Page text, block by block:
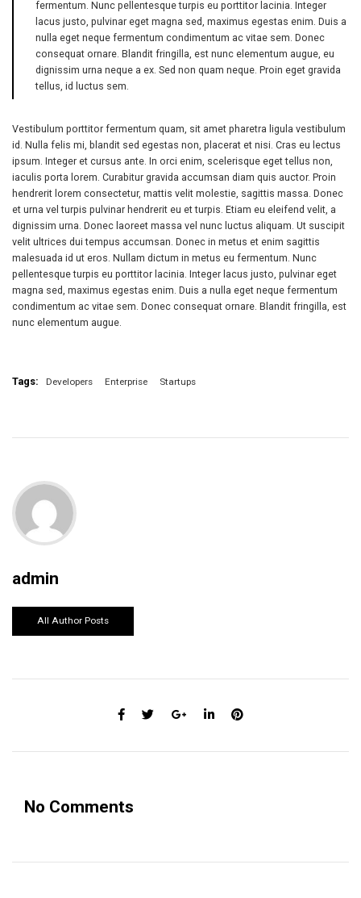
fermentum. Nunc pellentesque turpis eu porttitor lacinia. Integer
lacus justo, pulvinar eget magna sed, maximus egestas enim. Duis a
nulla eget neque fermentum condimentum ac vitae sem. Donec
consequat ornare. Blandit fringilla, est nunc elementum augue, eu
dignissim urna neque a ex. Sed non quam neque. Proin eget gravida
tellus, id luctus sem.
Vestibulum porttitor fermentum quam, sit amet pharetra ligula vestibulum
id. Nulla felis mi, blandit sed egestas non, placerat et nisi. Cras eu lectus
ipsum. Integer et cursus ante. In orci enim, scelerisque eget tellus non,
iaculis porta lorem. Curabitur gravida accumsan diam quis auctor. Proin
hendrerit lorem consectetur, mattis velit molestie, sagittis massa. Donec
et urna vel turpis pulvinar hendrerit eu et turpis. Etiam eu eleifend velit, a
dignissim urna. Donec laoreet massa vel nunc luctus aliquam. Ut suscipit
velit ultrices dui tempus accumsan. Donec in metus et enim sagittis
malesuada id ut eros. Nullam dictum in metus eu fermentum. Nunc
pellentesque turpis eu porttitor lacinia. Integer lacus justo, pulvinar eget
magna sed, maximus egestas enim. Duis a nulla eget neque fermentum
condimentum ac vitae sem. Donec consequat ornare. Blandit fringilla, est
nunc elementum augue.
Tags: Developers Enterprise Startups
admin
All Author Posts
No Comments